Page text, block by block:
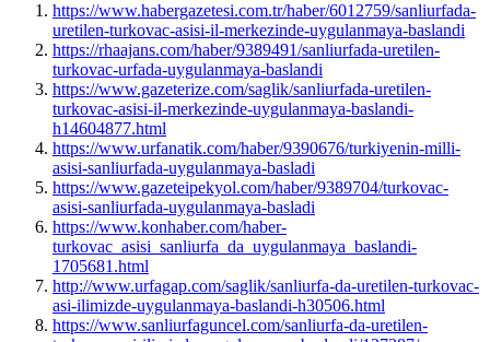
https://www.habergazetesi.com.tr/haber/6012759/sanliurfada-
uretilen-turkovac-asisi-il-merkezinde-uygulanmaya-baslandi
https://rhaajans.com/haber/9389491/sanliurfada-uretilen-
turkovac-urfada-uygulanmaya-baslandi
https://www.gazeterize.com/saglik/sanliurfada-uretilen-
turkovac-asisi-il-merkezinde-uygulanmaya-baslandi-
h14604877.html
https://www.urfanatik.com/haber/9390676/turkiyenin-milli-
asisi-sanliurfada-uygulanmaya-basladi
https://www.gazeteipekyol.com/haber/9389704/turkovac-
asisi-sanliurfada-uygulanmaya-basladi
https://www.konhaber.com/haber-
turkovac_asisi_sanliurfa_da_uygulanmaya_baslandi-
1705681.html
http://www.urfagap.com/saglik/sanliurfa-da-uretilen-turkovac-
asi-ilimizde-uygulanmaya-baslandi-h30506.html
https://www.sanliurfaguncel.com/sanliurfa-da-uretilen-